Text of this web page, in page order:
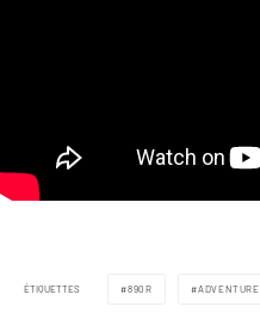
ÉTIQUETTES 890R ADVENTURE